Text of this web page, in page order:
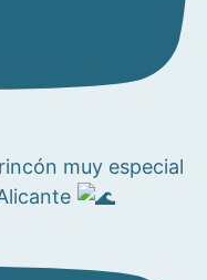
rincón muy especial